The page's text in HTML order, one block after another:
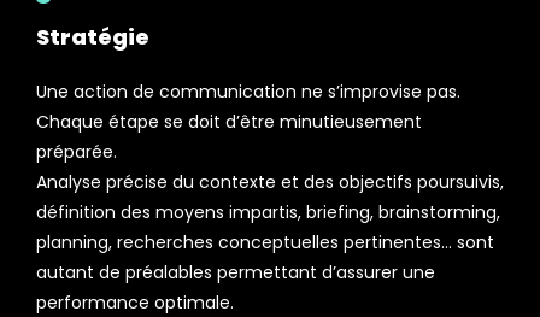
Stratégie
Une action de communication ne s’improvise pas.
Chaque étape se doit d’être minutieusement
préparée.
Analyse précise du contexte et des objectifs poursuivis,
définition des moyens impartis, briefing, brainstorming,
planning, recherches conceptuelles pertinentes… sont
autant de préalables permettant d’assurer une
performance optimale.